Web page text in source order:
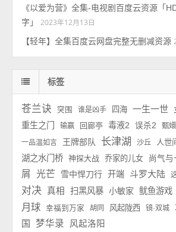
《以爱为营》全集-电视剧百度云资源「
字」
2023年12月13日
【轻年】全集百度云网盘完整无删减资源
标签
苍兰诀 突围 谁是凶手 四海 一生一世
重生之门 输赢 回廊亭 毒液2 误杀2 甄
一品温如言
王牌部队 长津湖 沙丘 人世
湖之水门桥
神探大战 乔家的儿女 尚气与
屑
光芒 雪中悍刀行 开端 斗罗大陆
对决 真相 扫黑风暴 小敏家 鱿鱼游戏
月球
幸福到万家 胡同 风起陇西 镜·双城
国
梦华录 风起洛阳